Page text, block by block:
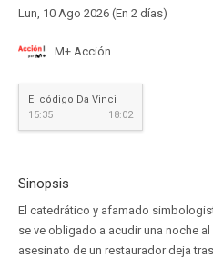
Lun, 10 Ago 2026 (En 2 días)
M+ Acción
El código Da Vinci
15:35
18:02
Sinopsis
El catedrático y afamado
se ve obligado a acudir una noche
asesinato de un restaurador deja